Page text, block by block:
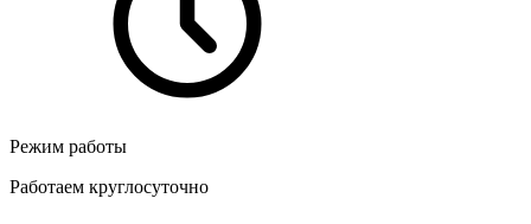
Режим работы
Работаем круглосуточно